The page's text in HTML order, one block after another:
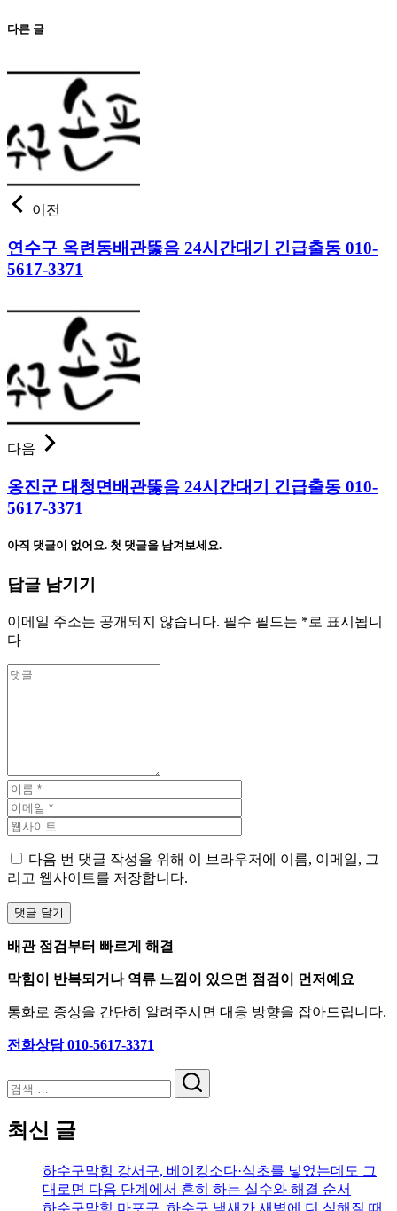
다른 글
이전
연수구 옥련동배관뚫음 24시간대기 긴급출동 010-
5617-3371
다음
옹진군 대청면배관뚫음 24시간대기 긴급출동 010-
5617-3371
아직 댓글이 없어요. 첫 댓글을 남겨보세요.
답글 남기기
이메일 주소는 공개되지 않습니다. 필수 필드는 *로 표시됩니
다
다음 번 댓글 작성을 위해 이 브라우저에 이름, 이메일, 그
리고 웹사이트를 저장합니다.
배관 점검부터 빠르게 해결
막힘이 반복되거나 역류 느낌이 있으면 점검이 먼저예요
통화로 증상을 간단히 알려주시면 대응 방향을 잡아드립니다.
전화상담 010-5617-3371
검
최신 글
하수구막힘 강서구, 베이킹소다·식초를 넣었는데도 그
대로면 다음 단계에서 흔히 하는 실수와 해결 순서
하수구막힘 마포구, 하수구 냄새가 새벽에 더 심해질 때